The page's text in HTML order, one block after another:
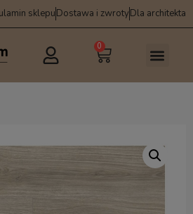
sklepuDostawa i zwrotyDla architekta
0